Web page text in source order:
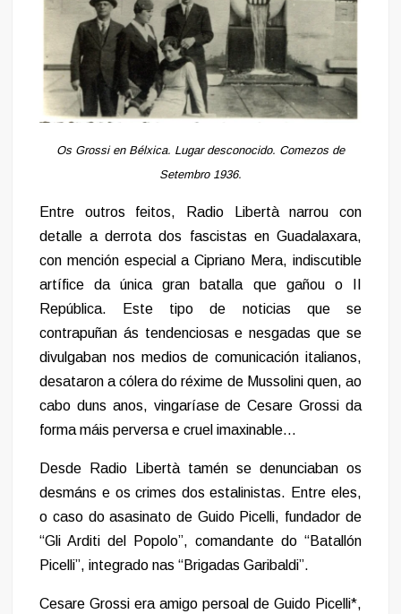
Os Grossi en Bélxica. Lugar desconocido. Comezos de
Setembro 1936.
Entre outros feitos, Radio Libertà narrou con
detalle a derrota dos fascistas en Guadalaxara,
con mención especial a Cipriano Mera, indiscutible
artífice da única gran batalla que gañou o II
República. Este tipo de noticias que se
contrapuñan ás tendenciosas e nesgadas que se
divulgaban nos medios de comunicación italianos,
desataron a cólera do réxime de Mussolini quen, ao
cabo duns anos, vingaríase de Cesare Grossi da
forma máis perversa e cruel imaxinable…
Desde Radio Libertà tamén se denunciaban os
desmáns e os crimes dos estalinistas. Entre eles,
o caso do asasinato de Guido Picelli, fundador de
“Gli Arditi del Popolo”, comandante do “Batallón
Picelli”, integrado nas “Brigadas Garibaldi”.
Cesare Grossi era amigo persoal de Guido Picelli*,